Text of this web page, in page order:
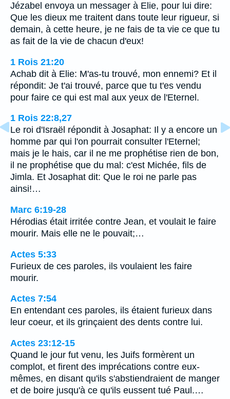
Jézabel envoya un messager à Elie, pour lui dire:
Que les dieux me traitent dans toute leur rigueur, si
demain, à cette heure, je ne fais de ta vie ce que tu
as fait de la vie de chacun d'eux!
1 Rois 21:20
Achab dit à Elie: M'as-tu trouvé, mon ennemi? Et il
répondit: Je t'ai trouvé, parce que tu t'es vendu
pour faire ce qui est mal aux yeux de l'Eternel.
1 Rois 22:8,27
Le roi d'Israël répondit à Josaphat: Il y a encore un
homme par qui l'on pourrait consulter l'Eternel;
mais je le hais, car il ne me prophétise rien de bon,
il ne prophétise que du mal: c'est Michée, fils de
Jimla. Et Josaphat dit: Que le roi ne parle pas
ainsi!…
Marc 6:19-28
Hérodias était irritée contre Jean, et voulait le faire
mourir. Mais elle ne le pouvait;…
Actes 5:33
Furieux de ces paroles, ils voulaient les faire
mourir.
Actes 7:54
En entendant ces paroles, ils étaient furieux dans
leur coeur, et ils grinçaient des dents contre lui.
Actes 23:12-15
Quand le jour fut venu, les Juifs formèrent un
complot, et firent des imprécations contre eux-
mêmes, en disant qu'ils s'abstiendraient de manger
et de boire jusqu'à ce qu'ils eussent tué Paul.…